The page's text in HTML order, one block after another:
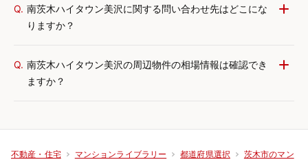
Q. 南茨木ハイタウン美沢に関する問い合わせ先はどこにな
りますか？
Q. 南茨木ハイタウン美沢の周辺物件の相場情報は確認でき
ますか？
不動産・住宅 マンションライブラリー 都道府県選択 茨木市のマン